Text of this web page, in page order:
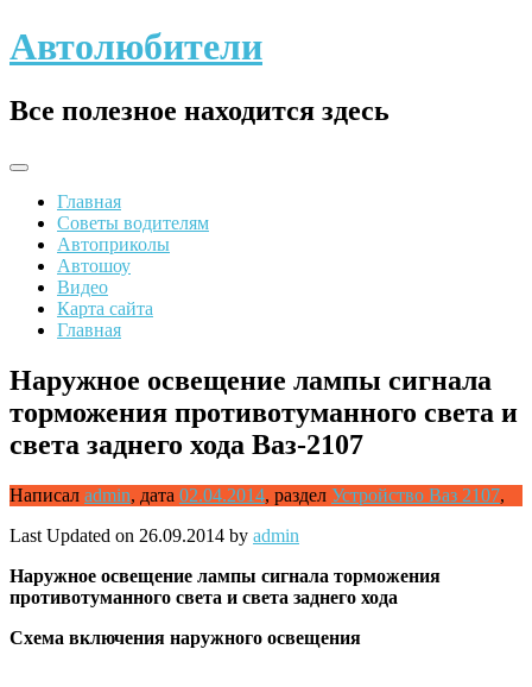
Skip
to
Автолюбители
Все полезное находится здесь
Главная
Советы водителям
Автоприколы
Автошоу
Видео
Карта сайта
Главная
Наружное освещение лампы сигнала
торможения противотуманного света и
света заднего хода Ваз-2107
Написал admin, дата 02.04.2014, раздел Устройство Ваз 2107,
Last Updated on 26.09.2014 by admin
Наружное освещение лампы сигнала торможения
противотуманного света и света заднего хода
Схема включения наружного освещения